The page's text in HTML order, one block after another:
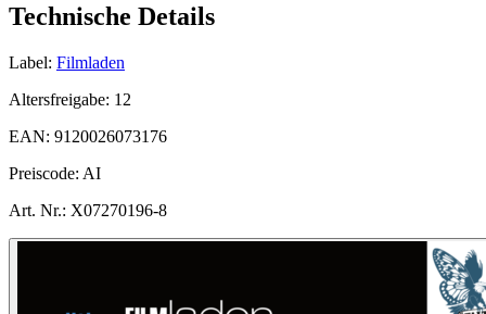
Technische Details
Label: Filmladen
Altersfreigabe: 12
EAN: 9120026073176
Preiscode: AI
Art. Nr.: X07270196-8